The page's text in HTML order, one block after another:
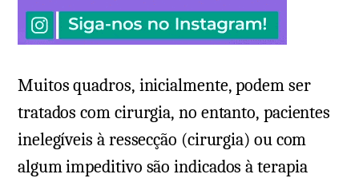
Muitos quadros, inicialmente, podem ser
tratados com cirurgia, no entanto, pacientes
inelegíveis à ressecção (cirurgia) ou com
algum impeditivo são indicados à terapia